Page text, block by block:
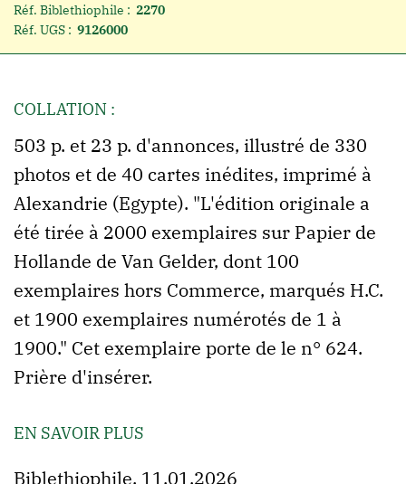
Réf. Biblethiophile : 2270
Réf. UGS : 9126000
COLLATION :
503 p. et 23 p. d'annonces, illustré de 330
photos et de 40 cartes inédites, imprimé à
Alexandrie (Egypte). "L'édition originale a
été tirée à 2000 exemplaires sur Papier de
Hollande de Van Gelder, dont 100
exemplaires hors Commerce, marqués H.C.
et 1900 exemplaires numérotés de 1 à
1900." Cet exemplaire porte de le n° 624.
Prière d'insérer.
EN SAVOIR PLUS
Biblethiophile, 11.01.2026